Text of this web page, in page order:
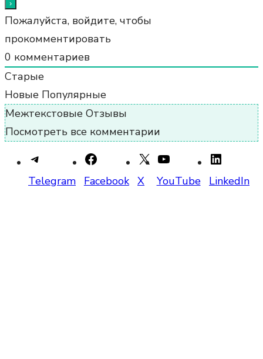
Пожалуйста, войдите, чтобы
прокомментировать
0 комментариев
Старые
Новые Популярные
Межтекстовые Отзывы
Посмотреть все комментарии
Telegram Facebook X YouTube LinkedIn